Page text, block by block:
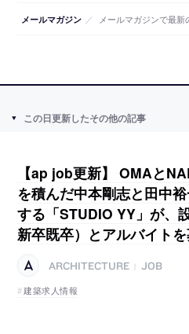
メールマガジン ／ メールマガジンで最新
この日更新したその他の記事
【ap job更新】 OMAと
を積んだ中本剛志と田中
する「STUDIO YY」が、
新卒既卒）とアルバイト
ARCHITECTURE
JOB
建築求人情報